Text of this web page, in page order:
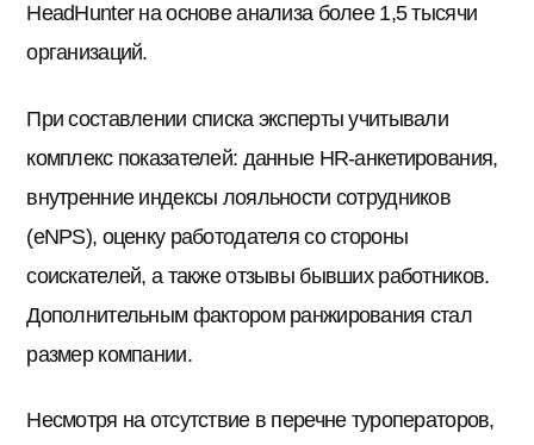
HeadHunter на основе анализа более 1,5 тысячи
организаций.
При составлении списка эксперты учитывали
комплекс показателей: данные HR-анкетирования,
внутренние индексы лояльности сотрудников
(eNPS), оценку работодателя со стороны
соискателей, а также отзывы бывших работников.
Дополнительным фактором ранжирования стал
размер компании.
Несмотря на отсутствие в перечне туроператоров,